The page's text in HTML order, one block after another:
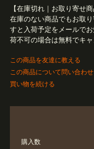
【在庫切れ｜お取り寄せ商
在庫のない商品でもお取
すと入荷予定をメールで
荷不可の場合は無料でキ
この商品を友達に教える
この商品について問い合わ
買い物を続ける
購入数